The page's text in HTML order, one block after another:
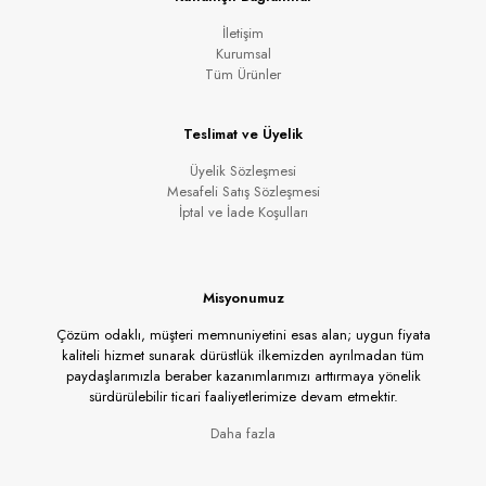
İletişim
Kurumsal
Tüm Ürünler
Teslimat ve Üyelik
Üyelik Sözleşmesi
Mesafeli Satış Sözleşmesi
İptal ve İade Koşulları
Misyonumuz
Çözüm odaklı, müşteri memnuniyetini esas alan; uygun fiyata
kaliteli hizmet sunarak dürüstlük ilkemizden ayrılmadan tüm
paydaşlarımızla beraber kazanımlarımızı arttırmaya yönelik
sürdürülebilir ticari faaliyetlerimize devam etmektir.
Daha fazla